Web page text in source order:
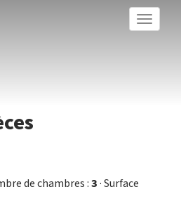
Toggle
de chambres :3· Surface